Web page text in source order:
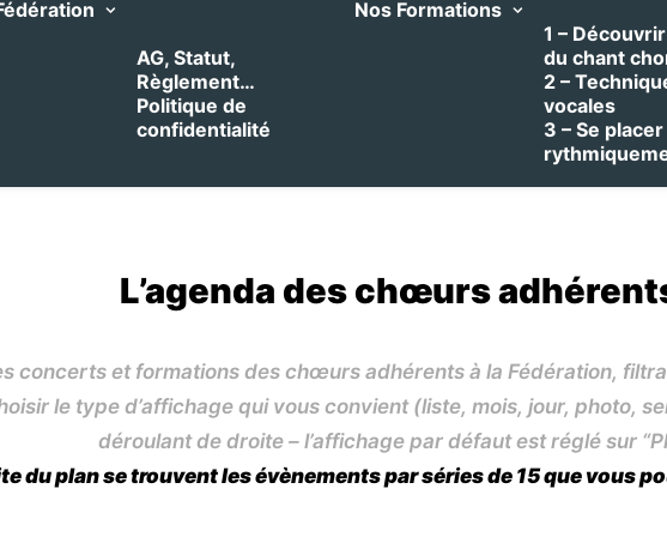
AG, Statut,
Règlement…
Politique de
confidentialité
Nos Formations
1 – Découvrir
du chant
2 –
vocales
3 – Se placer
L’agenda des chœurs
concerts et formations des chœurs adhérents à la Fédération,
le type d’affichage qui vous convient (liste, mois, jour, photo,
déroulant de droite – l’affichage par défaut est réglé sur
du plan se trouvent les évènements par séries de 15 que vous